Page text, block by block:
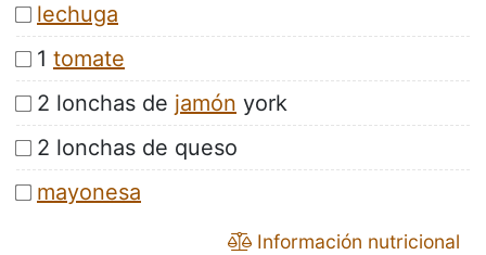
lechuga
1 tomate
2 lonchas de jamón york
2 lonchas de queso
mayonesa
Información nutricional